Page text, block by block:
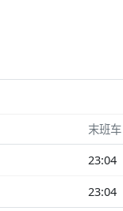
末班车
23:04
23:04